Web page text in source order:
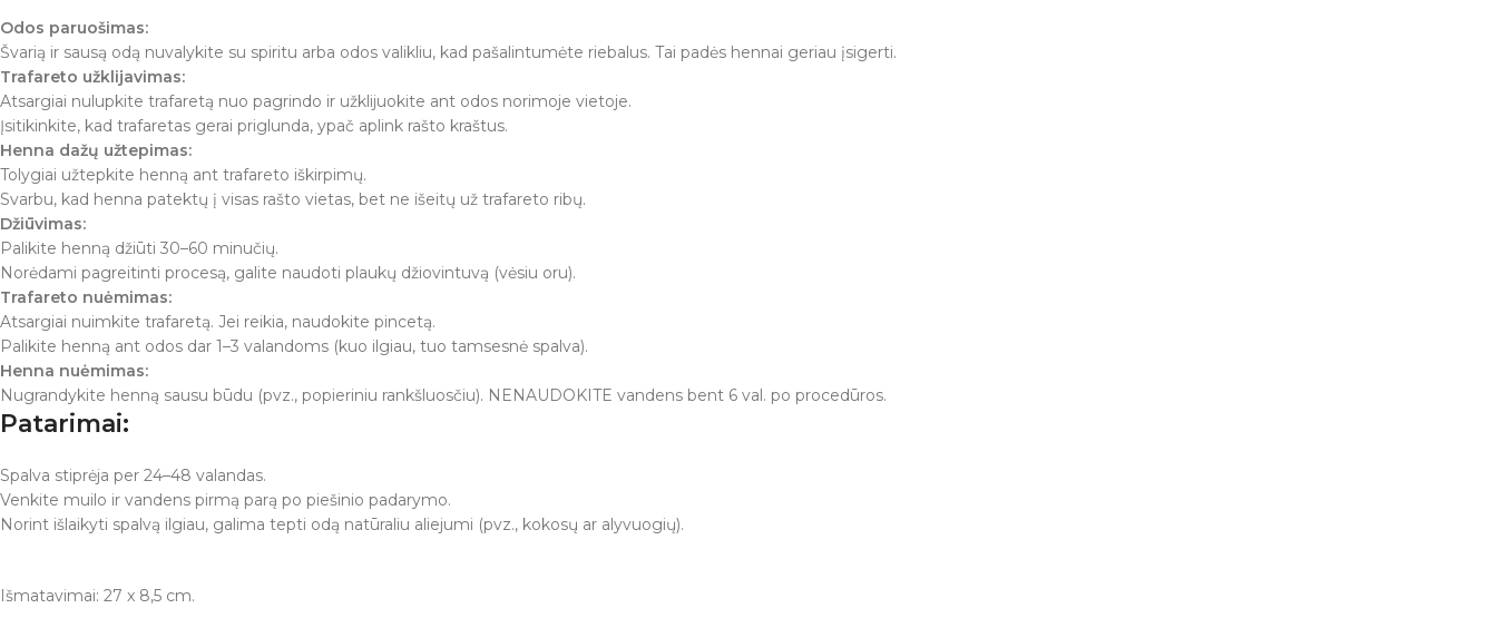
Odos paruošimas:
Švarią ir sausą odą nuvalykite su spiritu arba odos valikliu, kad pašalintumėte riebalus. Tai padės hennai geriau įsigerti.
Trafareto užklijavimas:
Atsargiai nulupkite trafaretą nuo pagrindo ir užklijuokite ant odos norimoje vietoje.
Įsitikinkite, kad trafaretas gerai priglunda, ypač aplink rašto kraštus.
Henna dažų užtepimas:
Tolygiai užtepkite henną ant trafareto iškirpimų.
Svarbu, kad henna patektų į visas rašto vietas, bet ne išeitų už trafareto ribų.
Džiūvimas:
Palikite henną džiūti 30–60 minučių.
Norėdami pagreitinti procesą, galite naudoti plaukų džiovintuvą (vėsiu oru).
Trafareto nuėmimas:
Atsargiai nuimkite trafaretą. Jei reikia, naudokite pincetą.
Palikite henną ant odos dar 1–3 valandoms (kuo ilgiau, tuo tamsesnė spalva).
Henna nuėmimas:
Nugrandykite henną sausu būdu (pvz., popieriniu rankšluosčiu). NENAUDOKITE vandens bent 6 val. po procedūros.
Patarimai:
Spalva stiprėja per 24–48 valandas.
Venkite muilo ir vandens pirmą parą po piešinio padarymo.
Norint išlaikyti spalvą ilgiau, galima tepti odą natūraliu aliejumi (pvz., kokosų ar alyvuogių).
Išmatavimai: 27 x 8,5 cm.